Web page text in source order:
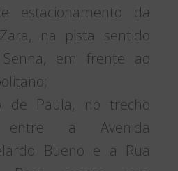
estacionamento da
na pista sentido
em frente ao
de Paula, no trecho
entre a Avenida
Bueno e a Rua